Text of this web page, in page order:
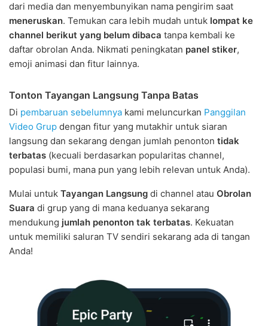
dari media dan menyembunyikan nama pengirim saat
meneruskan. Temukan cara lebih mudah untuk lompat ke
channel berikut yang belum dibaca tanpa kembali ke
daftar obrolan Anda. Nikmati peningkatan panel stiker,
emoji animasi dan fitur lainnya.
Tonton Tayangan Langsung Tanpa Batas
Di pembaruan sebelumnya kami meluncurkan Panggilan
Video Grup dengan fitur yang mutakhir untuk siaran
langsung dan sekarang dengan jumlah penonton tidak
terbatas (kecuali berdasarkan popularitas channel,
populasi bumi, mana pun yang lebih relevan untuk Anda).
Mulai untuk Tayangan Langsung di channel atau Obrolan
Suara di grup yang di mana keduanya sekarang
mendukung jumlah penonton tak terbatas. Kekuatan
untuk memiliki saluran TV sendiri sekarang ada di tangan
Anda!